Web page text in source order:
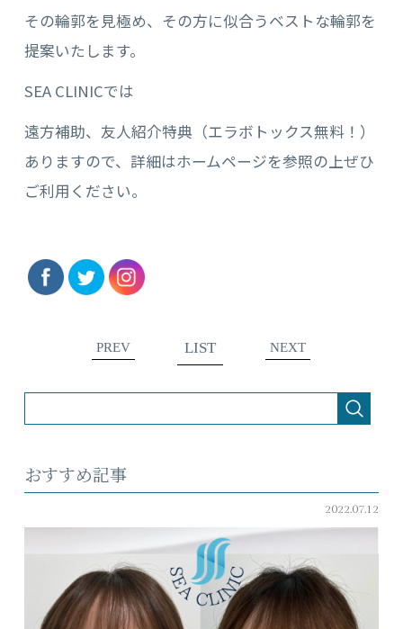
その輪郭を見極め、その方に似合うベストな輪郭を
提案いたします。
SEA CLINICでは
遠方補助、友人紹介特典（エラボトックス無料！）
ありますので、詳細はホームページを参照の上ぜひ
ご利用ください。
PREV LIST NEXT
おすすめ記事
2022.07.12